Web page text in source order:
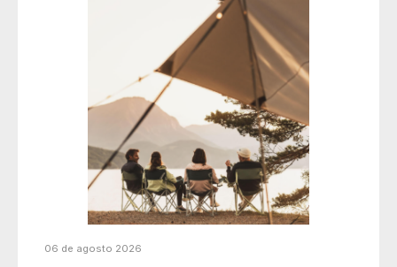
06 de agosto 2026